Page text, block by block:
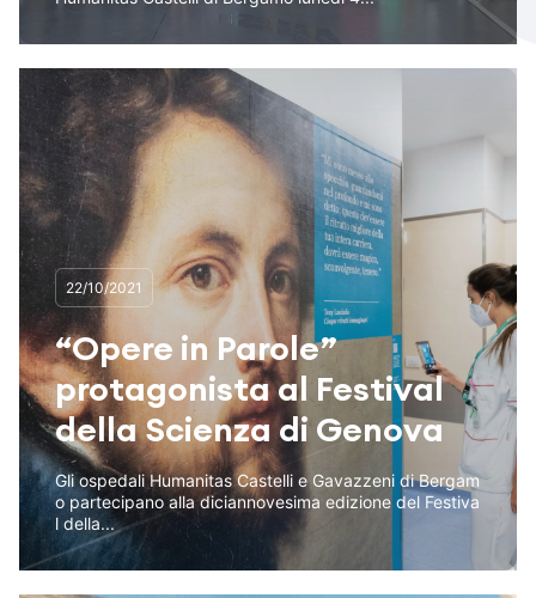
22/10/2021
“Opere in Parole”
protagonista al Festival
della Scienza di Genova
Gli ospedali Humanitas Castelli e Gavazzeni di Bergam
o partecipano alla diciannovesima edizione del Festiva
l della...